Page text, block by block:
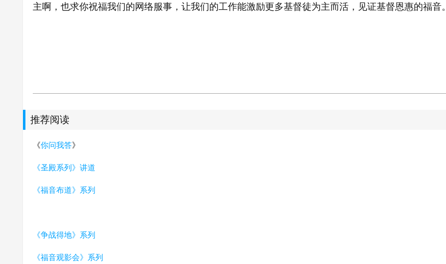
主啊，也求你祝福我们的网络服事，让我们的工作能激励更多基督徒为主而活，见证基督恩惠的福音。
推荐阅读
《你问我答》
《圣殿系列》讲道
《福音布道》系列
《争战得地》系列
《福音观影会》系列